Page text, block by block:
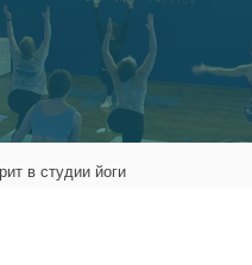
в студии йоги